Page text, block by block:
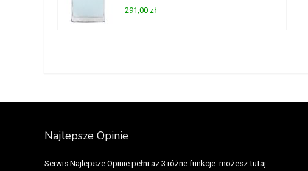
291,00 zł
Najlepsze Opinie
Serwis Najlepsze Opinie pełni az 3 różne funkcje: możesz tutaj